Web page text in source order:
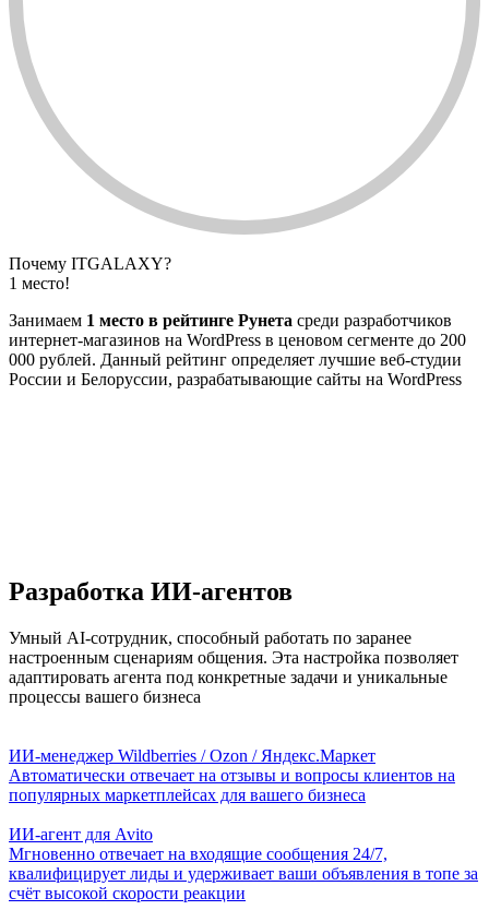
Почему ITGALAXY?
1 место!
Занимаем 1 место в рейтинге Рунета среди разработчиков
интернет-магазинов на WordPress в ценовом сегменте до 200
000 рублей. Данный рейтинг определяет лучшие веб-студии
России и Белоруссии, разрабатывающие сайты на WordPress
Разработка ИИ-агентов
Умный AI-сотрудник, способный работать по заранее
настроенным сценариям общения. Эта настройка позволяет
адаптировать агента под конкретные задачи и уникальные
процессы вашего бизнеса
ИИ-менеджер Wildberries / Ozon / Яндекс.Маркет
Автоматически отвечает на отзывы и вопросы клиентов на
популярных маркетплейсах для вашего бизнеса
ИИ-агент для Avito
Мгновенно отвечает на входящие сообщения 24/7,
квалифицирует лиды и удерживает ваши объявления в топе за
счёт высокой скорости реакции